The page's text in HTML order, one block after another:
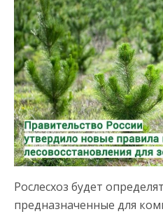
Рослесхоз будет
предназначенные для